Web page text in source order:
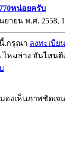
หน่อยครับ
ายน พ.ศ. 2558,
.กรุณา ลงทะเบียน
ไหมล่าง อันไห
องเห็นภาพชัดเ